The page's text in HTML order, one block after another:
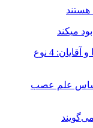
راهنمای لباس مناسب محل کار برای خانم ها و آقایان: 4 نوع
اساس علم عصب